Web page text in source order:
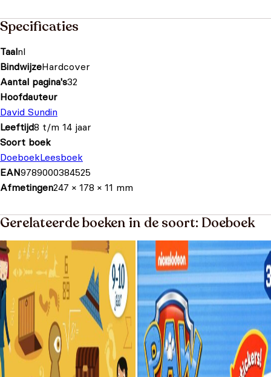
Specificaties
Taalnl
BindwijzeHardcover
Aantal pagina's32
Hoofdauteur
David Sundin
Leeftijd8 t/m 14 jaar
Soort boek
DoeboekLeesboek
EAN9789000384525
Afmetingen247 × 178 × 11 mm
Gerelateerde boeken in de soort: Doeboek